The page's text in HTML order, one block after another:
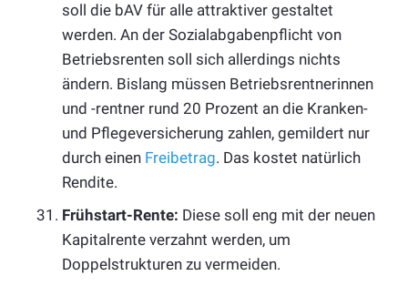
soll die bAV für alle attraktiver gestaltet
werden. An der Sozialabgabenpflicht von
Betriebsrenten soll sich allerdings nichts
ändern. Bislang müssen Betriebsrentnerinnen
und -rentner rund 20 Prozent an die Kranken-
und Pflegeversicherung zahlen, gemildert nur
durch einen Freibetrag. Das kostet natürlich
Rendite.
Frühstart-Rente: Diese soll eng mit der neuen
Kapitalrente verzahnt werden, um
Doppelstrukturen zu vermeiden.